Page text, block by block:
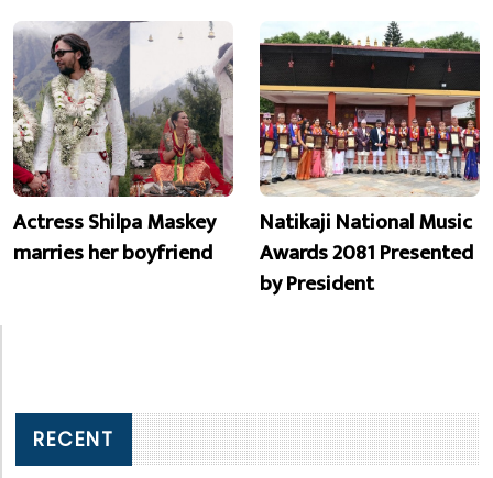
Actress Shilpa Maskey
marries her boyfriend
Natikaji National Music
Awards 2081 Presented
by President
RECENT